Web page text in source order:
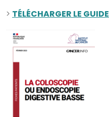
> TÉLÉCHARGER LE GUIDE